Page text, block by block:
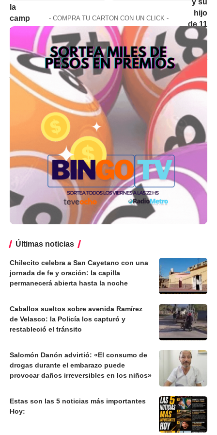
- COMPRA TU CARTON CON UN CLICK -
Últimas noticias
Chilecito celebra a San Cayetano con una
jornada de fe y oración: la capilla
permanecerá abierta hasta la noche
Caballos sueltos sobre avenida Ramírez
de Velasco: la Policía los capturó y
restableció el tránsito
Salomón Danón advirtió: «El consumo de
drogas durante el embarazo puede
provocar daños irreversibles en los niños»
Estas son las 5 noticias más importantes
Hoy: